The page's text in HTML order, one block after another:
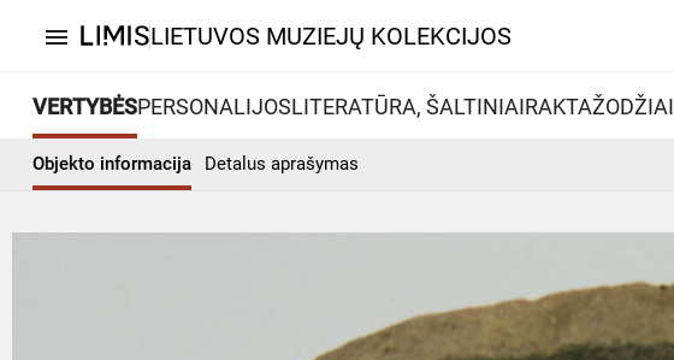
menu LIETUVOS MUZIEJŲ KOLEKCIJOS
VERTYBĖSPERSONALIJOSLITERATŪRA, ŠALTINIAIRAKTAŽODŽIAI
Objekto informacija Detalus aprašymas